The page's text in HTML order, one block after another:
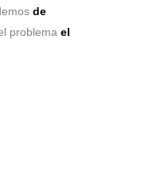
de
problema el